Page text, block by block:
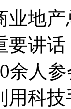
业地
要讲
余人
用科